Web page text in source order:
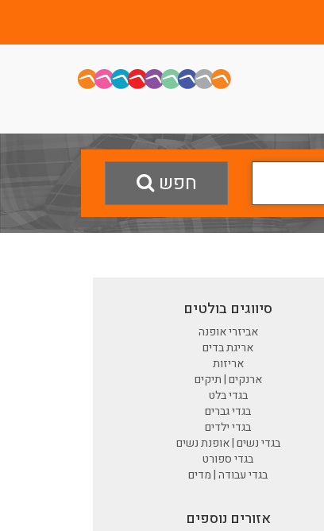
חפש
סיווגים בולטים
אביזרי אופנה
אריגת בדים
אריזות
ארנקים | תיקים
בגדי בלט
בגדי גברים
בגדי ילדים
בגדי נשים | אופנת נשים
בגדי ספורט
בגדי עבודה | מדים
אזורים נוספים